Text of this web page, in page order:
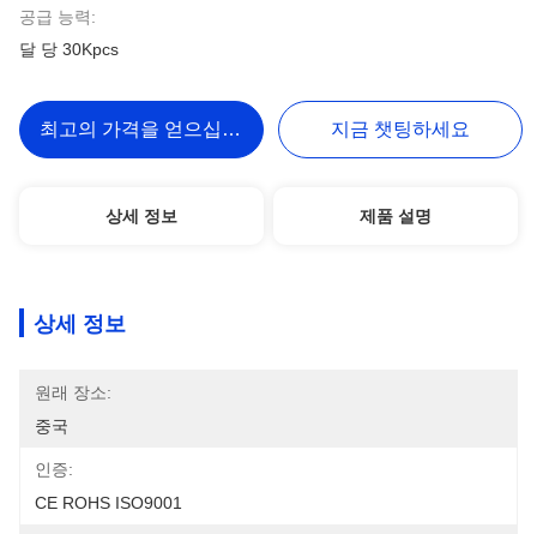
공급 능력:
달 당 30Kpcs
최고의 가격을 얻으십시오 지금 챗팅하세요
상세 정보 제품 설명
상세 정보
원래 장소:
중국
인증:
CE ROHS ISO9001